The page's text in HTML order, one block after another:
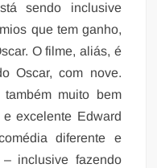
sendo inclusive
que tem ganho,
O filme, aliás, é
Oscar, com nove.
muito bem
excelente Edward
diferente e
inclusive fazendo